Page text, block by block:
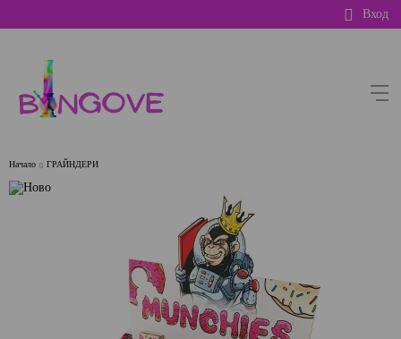
Вход
Начало ГРАЙНДЕРИ